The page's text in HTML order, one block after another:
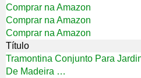
Comprar na Amazon
Comprar na Amazon
Comprar na Amazon
Título
Tramontina Conjunto Para
De Madeira …